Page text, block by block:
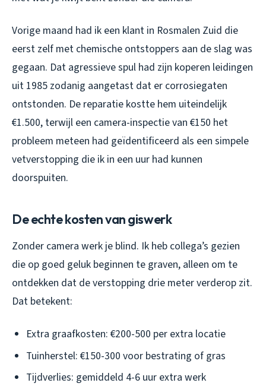
Vorige maand had ik een klant in Rosmalen Zuid die
eerst zelf met chemische ontstoppers aan de slag was
gegaan. Dat agressieve spul had zijn koperen leidingen
uit 1985 zodanig aangetast dat er corrosiegaten
ontstonden. De reparatie kostte hem uiteindelijk
€1.500, terwijl een camera-inspectie van €150 het
probleem meteen had geïdentificeerd als een simpele
vetverstopping die ik in een uur had kunnen
doorspuiten.
De echte kosten van giswerk
Zonder camera werk je blind. Ik heb collega’s gezien
die op goed geluk beginnen te graven, alleen om te
ontdekken dat de verstopping drie meter verderop zit.
Dat betekent:
Extra graafkosten: €200-500 per extra locatie
Tuinherstel: €150-300 voor bestrating of gras
Tijdverlies: gemiddeld 4-6 uur extra werk